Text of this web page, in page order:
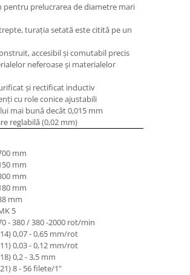
pentru prelucrarea de diametre mari
turaţia setată este citită pe un
accesibil şi comutabil precis
neferoase şi materialelor
şi rectificat inductiv
cu role conice ajustabili
mai bună decât 0,015 mm
reglabilă (0,02 mm)
mm
mm
mm
mm
mm
5
- 380 / 380 -2000 rot/min
0,07 - 0,65 mm/rot
0,03 - 0,12 mm/rot
0,2 - 3,5 mm
8 - 56 filete/1"